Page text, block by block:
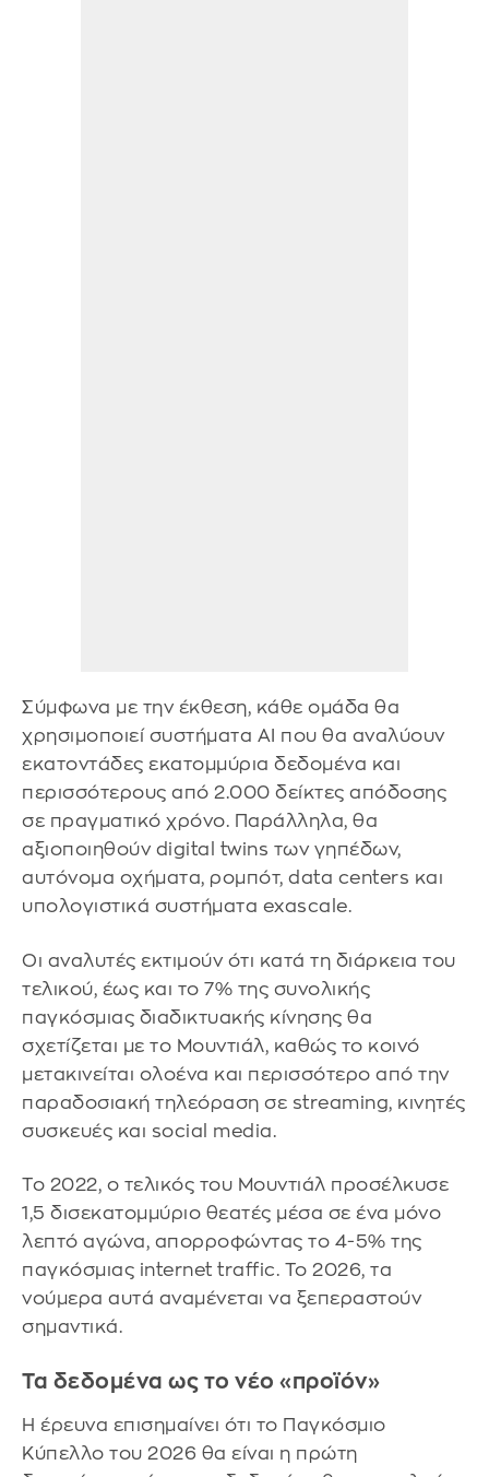
Σύμφωνα με την έκθεση, κάθε ομάδα θα
χρησιμοποιεί συστήματα AI που θα αναλύουν
εκατοντάδες εκατομμύρια δεδομένα και
περισσότερους από 2.000 δείκτες απόδοσης
σε πραγματικό χρόνο. Παράλληλα, θα
αξιοποιηθούν digital twins των γηπέδων,
αυτόνομα οχήματα, ρομπότ, data centers και
υπολογιστικά συστήματα exascale.
Οι αναλυτές εκτιμούν ότι κατά τη διάρκεια του
τελικού, έως και το 7% της συνολικής
παγκόσμιας διαδικτυακής κίνησης θα
σχετίζεται με το Μουντιάλ, καθώς το κοινό
μετακινείται ολοένα και περισσότερο από την
παραδοσιακή τηλεόραση σε streaming, κινητές
συσκευές και social media.
Το 2022, ο τελικός του Μουντιάλ προσέλκυσε
1,5 δισεκατομμύριο θεατές μέσα σε ένα μόνο
λεπτό αγώνα, απορροφώντας το 4-5% της
παγκόσμιας internet traffic. Το 2026, τα
νούμερα αυτά αναμένεται να ξεπεραστούν
σημαντικά.
Τα δεδομένα ως το νέο «προϊόν»
Η έρευνα επισημαίνει ότι το Παγκόσμιο
Κύπελλο του 2026 θα είναι η πρώτη